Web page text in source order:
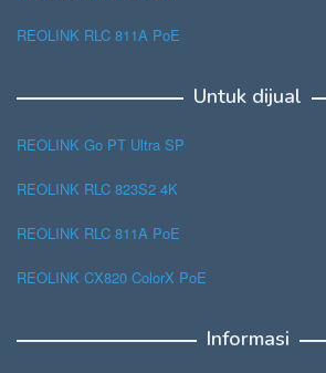
REOLINK RLC 811A PoE
Untuk dijual
REOLINK Go PT Ultra SP
REOLINK RLC 823S2 4K
REOLINK RLC 811A PoE
REOLINK CX820 ColorX PoE
Informasi